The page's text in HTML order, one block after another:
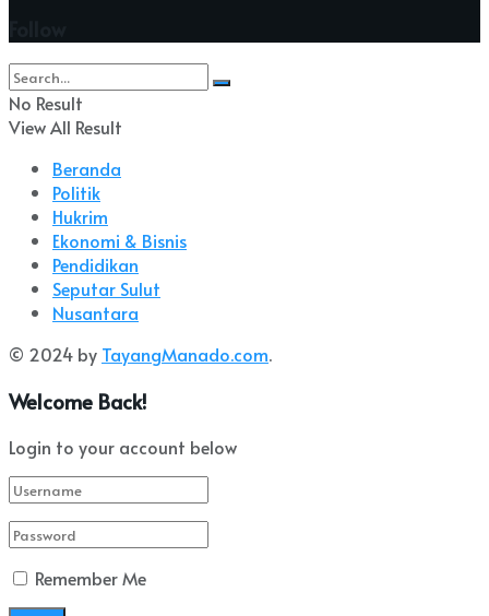
No Result
View All Result
Beranda
Politik
Hukrim
Ekonomi & Bisnis
Pendidikan
Seputar Sulut
Nusantara
© 2024 by TayangManado.com.
Welcome Back!
Login to your account below
Remember Me